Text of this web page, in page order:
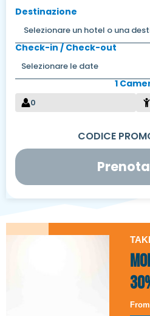
Destinazione
Check-in / Check-out
1
0